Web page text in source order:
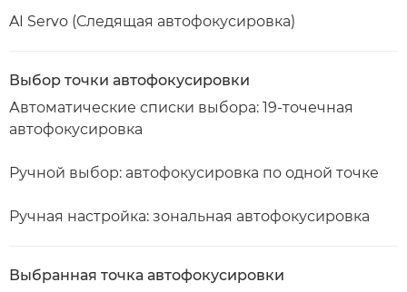
AI Servo (Следящая автофокусировка)
Выбор точки автофокусировки
Автоматические списки выбора: 19-точечная
автофокусировка
Ручной выбор: автофокусировка по одной точке
Ручная настройка: зональная автофокусировка
Выбранная точка автофокусировки